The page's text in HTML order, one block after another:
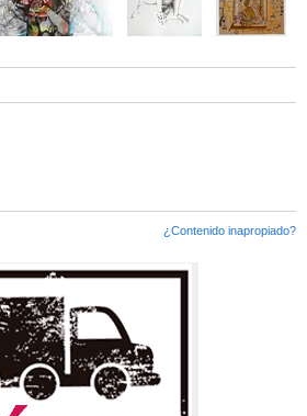
¿Contenido inapropiado?